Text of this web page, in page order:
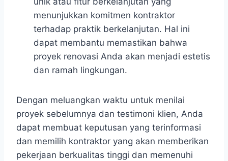
menunjukkan komitmen kontraktor
terhadap praktik berkelanjutan. Hal ini
dapat membantu memastikan bahwa
proyek renovasi Anda akan menjadi estetis
dan ramah lingkungan.
Dengan meluangkan waktu untuk menilai
proyek sebelumnya dan testimoni klien, Anda
dapat membuat keputusan yang terinformasi
dan memilih kontraktor yang akan memberikan
pekerjaan berkualitas tinggi dan memenuhi